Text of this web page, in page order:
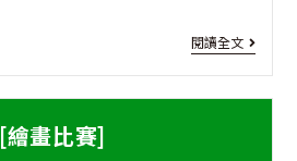
行
辦
閱讀全文 [重
要
[繪畫比賽]